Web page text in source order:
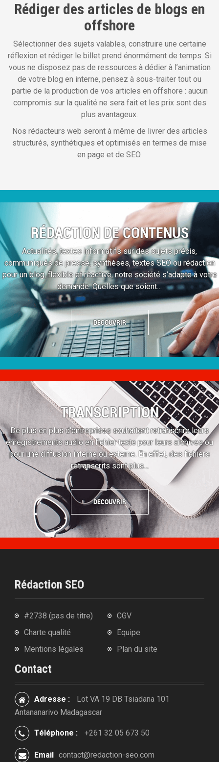
Rédiger des articles de blogs en
offshore
Sélectionner des sujets valables, construire une certaine
réflexion et rédiger le billet prend énormément de temps. Si
vous ne disposez pas de ressources à dédier à l’animation
de votre blog en interne, pensez à sous-traiter tout ou
partie de la production de vos articles en offshore : aucun
compromis sur la qualité ne sera fait et les prix sont des
plus avantageux.
Nos rédacteurs web seront à même de livrer des articles
structurés, synthétiques et optimisés en termes de mise
en page et de SEO.
RÉDACTION DE CONTENUS
Actualités, textes informatifs sur des sujets précis,
communiqués de presse, synthèses, textes SEO ou rédaction
pour un blog, flexible et réactive, notre société s’adapte à votre
demande. Quelles que soient…
DECOUVRIR
TRANSCRIPTION
De plus en plus d'entreprises souhaitent retranscrire leurs
enregistrements audio en fichier texte pour leurs archives ou
pour une diffusion interne ou externe. En effet, des fichiers
retranscrits sont plus…
DECOUVRIR
Rédaction SEO
#2738 (pas de titre)
CGV
Charte qualité
Equipe
Mentions légales
Plan du site
Contact
Adresse :
Lot VA 19 DB Tsiadana 101
Antananarivo Madagascar
Téléphone : +261 32 05 673 50
Email contact@redaction-seo.com